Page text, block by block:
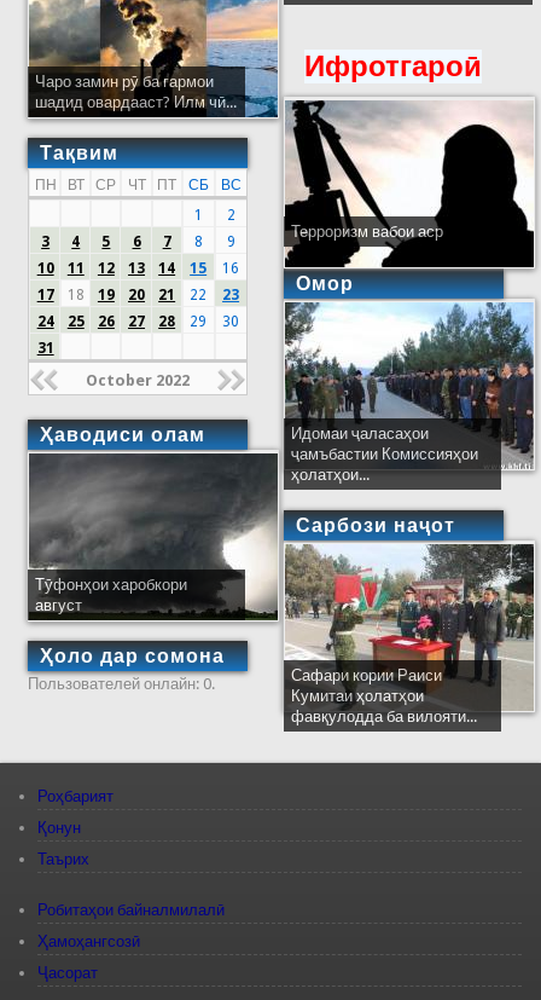
Чаро замин рӯ ба гармои
шадид овардааст? Илм чӣ...
Тақвим
ПН ВТ СР ЧТ ПТ СБ
ВС
1
2
3
4 5 6 7 8
9
10
11 12 13 14 15
16
17
18 19 20 21 22
23
24
25 26 27 28 29
30
31
October 2022
Ҳаводиси олам
Тӯфонҳои харобкори
август
Ҳоло дар сомона
Пользователей онлайн: 0.
Ифротгароӣ
Терроризм вабои аср
Омор
Идомаи ҷаласаҳои
ҷамъбастии Комиссияҳои
ҳолатҳои...
Сарбози наҷот
Сафари кории Раиси
Кумитаи ҳолатҳои
фавқулодда ба вилояти...
Роҳбарият
Қонун
Таърих
Робитаҳои байналмилалӣ
Ҳамоҳангсозӣ
Ҷасорат